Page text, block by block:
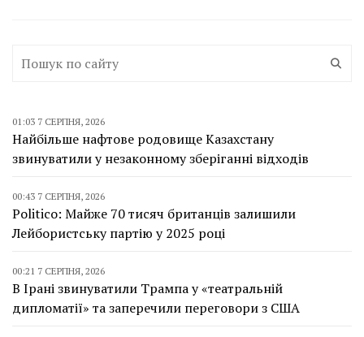
01:03 7 СЕРПНЯ, 2026
Найбільше нафтове родовище Казахстану
звинуватили у незаконному зберіганні відходів
00:43 7 СЕРПНЯ, 2026
Politico: Майже 70 тисяч британців залишили
Лейбористську партію у 2025 році
00:21 7 СЕРПНЯ, 2026
В Ірані звинуватили Трампа у «театральній
дипломатії» та заперечили переговори з США